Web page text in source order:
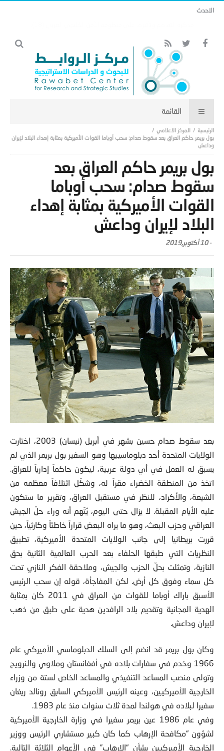
الاحدث
المركز الاعلامي
بول بريمر حاكم العراق بعد سقوط صدام: سحب أوباما القوات الأميركية بمثابة إهداء البلاد لإيران
وداعش
بول بريمر حاكم العراق بعد
سقوط صدام: سحب أوباما
القوات الأميركية بمثابة إهداء
البلاد لإيران وداعش
بعد سقوط صدام حسين بشهر في أبريل (نيسان) 2003، اختارت
الولايات المتحدة أحد دبلوماسييها وهو السفير بول بريمر الذي لم
يسبق له العمل في أي دولة عربية، ليكون حاكماً إدارياً للعراق.
اتخذ من المنطقة الخضراء مقراً له، وشكّل ائتلافاً معظمه من
الشيعة، والأكراد، للنظر في مستقبل العراق، وتقرير ما ستكون
عليه الأيام المقبلة. لا يزال حتى اليوم، يُتّهم أنه وراء حلّ الجيش
العراقي وحزب البعث، وهو ما يراه البعض قراراً خاطئاً وكارثياً، حين
قررت بريطانيا إلى جانب الولايات المتحدة الأميركية، تطبيق
النظريات التي طبقها الحلفاء بعد الحرب العالمية الثانية بحق
النازية، وتمثلت بحلّ الحزب والجيش، وملاحقة الفكر النازي تحت
كل سماء وفوق كل أرض. لكن المفاجأة، قوله إن سحب الرئيس
الأسبق باراك أوباما للقوات من العراق في 2011 كان بمثابة
الهدية المجانية وتقديم بلاد الرافدين هدية على طبق من ذهب
وكان بول بريمر قد انضم إلى السلك الدبلوماسي الأميركي عام
1966 وخدم في سفارات بلاده في أفغانستان وملاوي والنرويج
وتولى منصب المساعد التنفيذي والمساعد الخاص لستة من وزراء
الخارجية الأميركيين، وعينه الرئيس الأميركي السابق رونالد ريغان
سفيرا لبلاده في هولندا لمدة ثلاث سنوات منذ عام 1983.
وفي عام 1986 عين بريمر سفيرا في وزارة الخارجية الأميركية
لشؤون “مكافحة الإرهاب كما كان كبير مستشاري الرئيس ووزير